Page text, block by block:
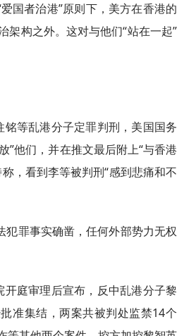
国者治港”原则下，美方在香港的
构之外。这对与他们“站在一起”
等乱港分子定罪判刑，美国国务
”他们，并在推文最后附上“与香港
，看到李等被判刑“感到悲痛和不
罪事实确凿，任何外部势力无权
庭审理后宣布，反中乱港分子黎
准集结，两案共被判处监禁14个